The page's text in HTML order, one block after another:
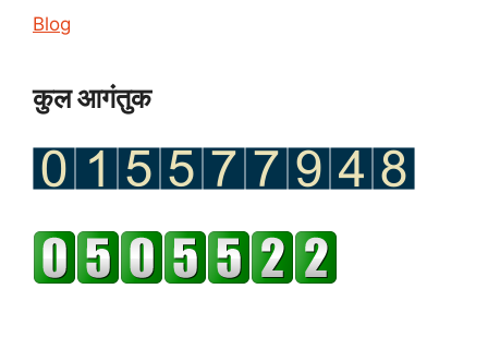
Blog
कुल आगंतुक